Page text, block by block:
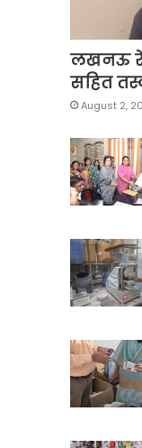
लखनऊ
सहित
August 2,